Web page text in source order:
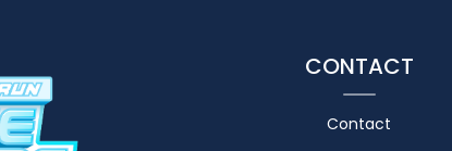
CONTACT
Contact